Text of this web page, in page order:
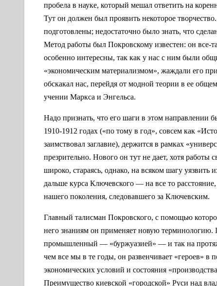
пробела в науке, который мешал ответить на
Тут он должен был проявить некоторое
подготовлены; недостаточно было знать, что
Метод работы был Покровскому известен: он
особенно интересны, так как у нас с ним были
«экономическим материализмом», жаждали его
обскакал нас, перейдя от модной теории в ее
учении Маркса и Энгельса.
Надо признать, что его шаги в этом направлении
1910-1912 годах («по тому в год», совсем как
заимствовал заглавие), держится в рамках
презрительно. Нового он тут не дает, хотя
широко, стараясь, однако, на всяком шагу уязвить
дальше курса Ключевского — на все то
нашего поколения, следовавшего за Ключевским.
Главный талисман Покровского, с помощью
него знаниям он применяет новую терминологию.
промышленный — «буржуазией» — и так на
чем все мы в те годы, он развенчивает «героев» в
экономических условий и состояния
Преимущество киевской «городской» Руси над